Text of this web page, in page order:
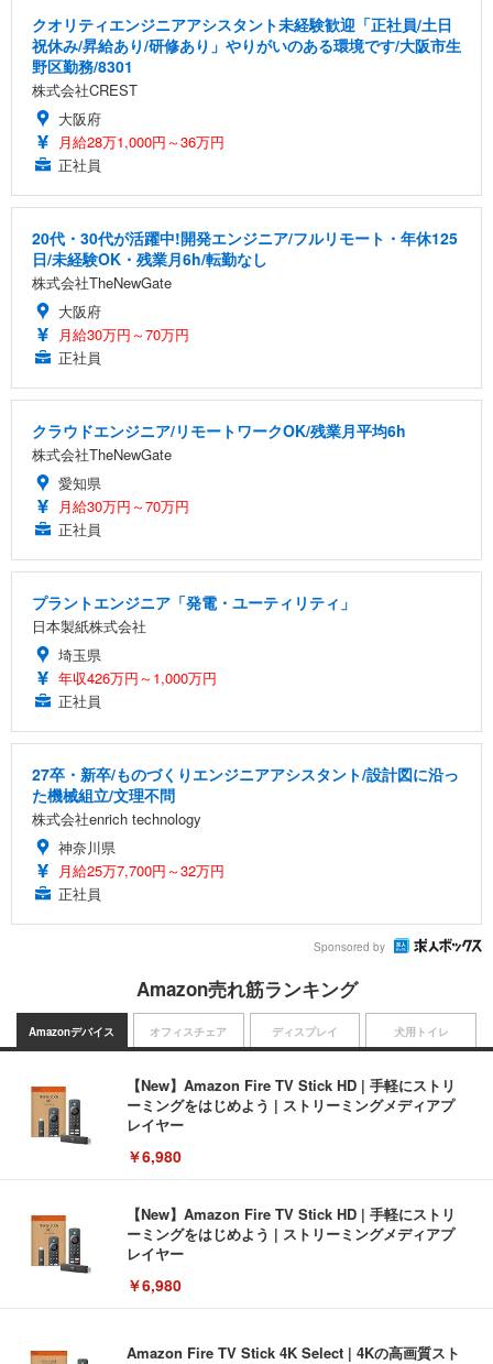
クオリティエンジニアアシスタント未経験歓迎「正社員/土日
祝休み/昇給あり/研修あり」やりがいのある環境です/大阪市生
野区勤務/8301
株式会社CREST
大阪府
月給28万1,000円～36万円
正社員
20代・30代が活躍中!開発エンジニア/フルリモート・年休125
日/未経験OK・残業月6h/転勤なし
株式会社TheNewGate
大阪府
月給30万円～70万円
正社員
クラウドエンジニア/リモートワークOK/残業月平均6h
株式会社TheNewGate
愛知県
月給30万円～70万円
正社員
プラントエンジニア「発電・ユーティリティ」
日本製紙株式会社
埼玉県
年収426万円～1,000万円
正社員
27卒・新卒/ものづくりエンジニアアシスタント/設計図に沿っ
た機械組立/文理不問
株式会社enrich technology
神奈川県
月給25万7,700円～32万円
正社員
Sponsored by
Amazon売れ筋ランキング
Amazonデバイス
【New】Amazon Fire TV Stick HD | 手軽にストリ
ーミングをはじめよう | ストリーミングメディアプ
レイヤー
￥6,980
【New】Amazon Fire TV Stick HD | 手軽にストリ
ーミングをはじめよう | ストリーミングメディアプ
レイヤー
￥6,980
Amazon Fire TV Stick 4K Select | 4Kの高画質スト
オフィスチェア ディスプレイ 犬用トイレ